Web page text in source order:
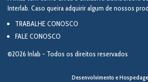
Interlab. Caso queira adquirir algum de nossos
TRABALHE CONOSCO
FALE CONOSCO
©2026 Inlab - Todos os direitos reservados
Desenvolvimento e